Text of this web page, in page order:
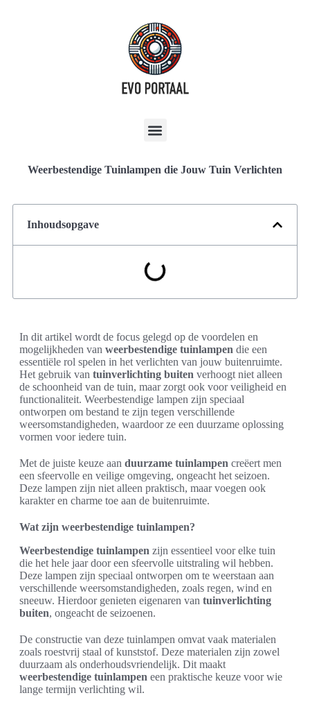
Weerbestendige Tuinlampen die Jouw Tuin Verlichten
Inhoudsopgave
In dit artikel wordt de focus gelegd op de voordelen en
mogelijkheden van weerbestendige tuinlampen die een
essentiële rol spelen in het verlichten van jouw buitenruimte.
Het gebruik van tuinverlichting buiten verhoogt niet alleen
de schoonheid van de tuin, maar zorgt ook voor veiligheid en
functionaliteit. Weerbestendige lampen zijn speciaal
ontworpen om bestand te zijn tegen verschillende
weersomstandigheden, waardoor ze een duurzame oplossing
vormen voor iedere tuin.
Met de juiste keuze aan duurzame tuinlampen creëert men
een sfeervolle en veilige omgeving, ongeacht het seizoen.
Deze lampen zijn niet alleen praktisch, maar voegen ook
karakter en charme toe aan de buitenruimte.
Wat zijn weerbestendige tuinlampen?
Weerbestendige tuinlampen zijn essentieel voor elke tuin
die het hele jaar door een sfeervolle uitstraling wil hebben.
Deze lampen zijn speciaal ontworpen om te weerstaan aan
verschillende weersomstandigheden, zoals regen, wind en
sneeuw. Hierdoor genieten eigenaren van tuinverlichting
buiten, ongeacht de seizoenen.
De constructie van deze tuinlampen omvat vaak materialen
zoals roestvrij staal of kunststof. Deze materialen zijn zowel
duurzaam als onderhoudsvriendelijk. Dit maakt
weerbestendige tuinlampen een praktische keuze voor wie
lange termijn verlichting wil.